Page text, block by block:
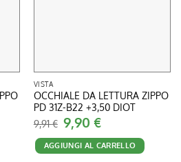
VISTA
OCCHIALE DA LETTURA ZIPPO
PD 31Z-B22 +3,50 DIOT
9,91€ Il
prezzo
originale
era:
9,91 €.
9,90 €Il
prezzo
attuale
è:
9,90 €.
AGGIUNGI AL CARRELLO